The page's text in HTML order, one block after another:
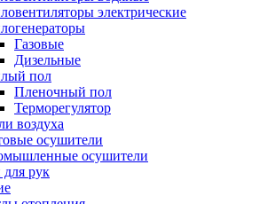
электрические
Газовые
Дизельные
пол
Пленочный пол
Терморегулятор
воздуха
осушители
осушители
рук